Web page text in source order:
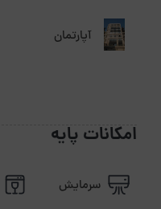
آپارتمان
امکانات پایه
سرمایش